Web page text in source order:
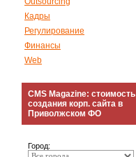
Кадры
Регулирование
Финансы
Web
CMS Magazine: стоимость
создания корп. сайта в
Приволжском ФО
Город: